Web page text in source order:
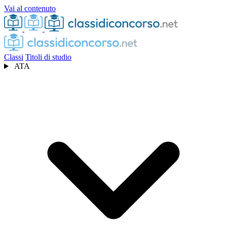
Vai al contenuto
Classi Titoli di studio
ATA